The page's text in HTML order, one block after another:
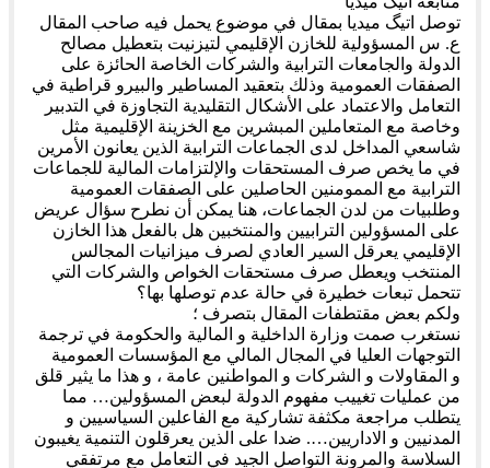
توصل اتيگ ميديا بمقال في موضوع يحمل فيه صاحب المقال
ع. س المسؤولية للخازن الإقليمي لتيزنيت بتعطيل مصالح
الدولة والجامعات الترابية والشركات الخاصة الحائزة على
الصفقات العمومية وذلك بتعقيد المساطير والبيرو قراطية في
التعامل والاعتماد على الأشكال التقليدية التجاوزة في التدبير
وخاصة مع المتعاملين المبشرين مع الخزينة الإقليمية مثل
شاسعي المداخل لدى الجماعات الترابية الذين يعانون الأمرين
في ما يخص صرف المستحقات والإلتزامات المالية للجماعات
الترابية مع الممومنين الحاصلين على الصفقات العمومية
وطلبيات من لدن الجماعات، هنا يمكن أن نطرح سؤال عريض
على المسؤولين الترابيين والمنتخبين هل بالفعل هذا الخازن
الإقليمي يعرقل السير العادي لصرف ميزانيات المجالس
المنتخب ويعطل صرف مستحقات الخواص والشركات التي
تتحمل تبعات خطيرة في حالة عدم توصلها بها؟
ولكم بعض مقتطفات المقال بتصرف ؛
نستغرب صمت وزارة الداخلية و المالية والحكومة في ترجمة
التوجهات العليا في المجال المالي مع المؤسسات العمومية
و المقاولات و الشركات و المواطنين عامة ، و هذا ما يثير قلق
من عمليات تغييب مفهوم الدولة لبعض المسؤولين… مما
يتطلب مراجعة مكثفة تشاركية مع الفاعلين السياسيين و
المدنيين و الاداريين…. ضدا على الذين يعرقلون التنمية يغيبون
السلاسة والمرونة التواصل الجيد في التعامل مع مرتفقي